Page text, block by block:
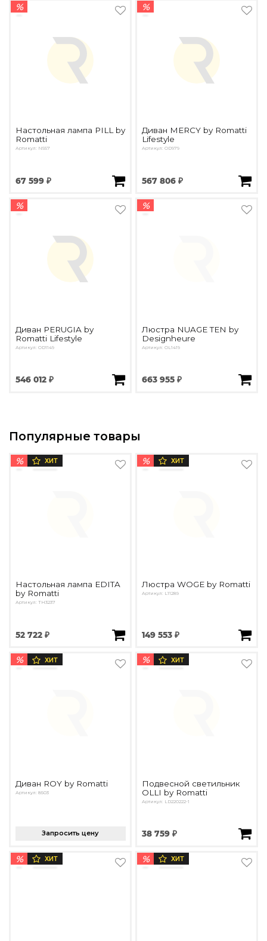
%
Настольная лампа PILL by
Romatti
Артикул: N557
67 599 ₽
%
Диван MERCY by Romatti
Lifestyle
Артикул: OD979
567 806 ₽
%
Диван PERUGIA by
Romatti Lifestyle
Артикул: OD1149
546 012 ₽
%
Люстра NUAGE TEN by
Designheure
Артикул: OL1419
663 955 ₽
Популярные товары
% ХИТ
Настольная лампа EDITA
by Romatti
Артикул: TH3237
52 722 ₽
% ХИТ
Люстра WOGE by Romatti
Артикул: L11289
149 553 ₽
% ХИТ
Диван ROY by Romatti
Артикул: 8503
Запросить цену
% ХИТ
Подвесной светильник
OLLI by Romatti
Артикул: LD220222-1
38 759 ₽
% ХИТ % ХИТ